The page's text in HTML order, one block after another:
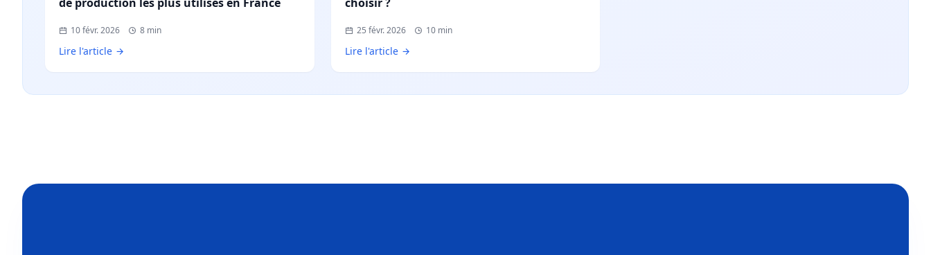
10 févr. 2026 8 min
Lire l'article
25 févr. 2026 10 min
Lire l'article